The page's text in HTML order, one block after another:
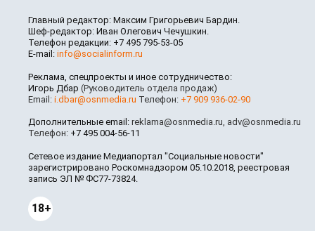
Главный редактор: Максим Григорьевич Бардин.
Шеф-редактор: Иван Олегович Чечушкин.
Телефон редакции: +7 495 795-53-05
E-mail: info@socialinform.ru
Реклама, спецпроекты и иное сотрудничество:
Игорь Дбар (Руководитель отдела продаж)
Email: i.dbar@osnmedia.ru Телефон: +7 909 936-02-90
Дополнительные email: reklama@osnmedia.ru, adv@osnmedia.ru
Телефон: +7 495 004-56-11
Сетевое издание Медиапортал "Социальные новости"
зарегистрировано Роскомнадзором 05.10.2018, реестровая
запись ЭЛ № ФС77-73824.
18+